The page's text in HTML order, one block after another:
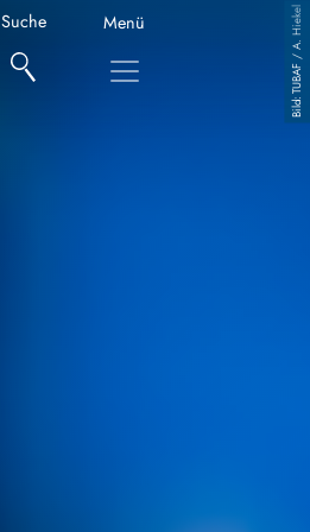
Suche Menü TUBAF / A. Hiekel